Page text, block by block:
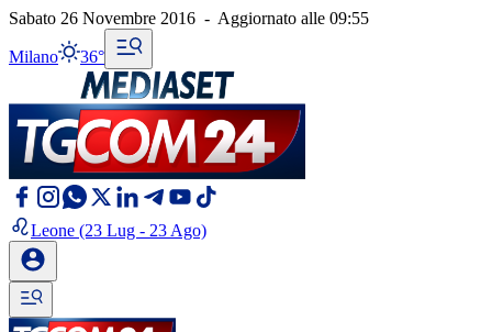
Sabato 26 Novembre 2016 - Aggiornato alle 09:55
Milano 36°
Leone (23 Lug - 23 Ago)